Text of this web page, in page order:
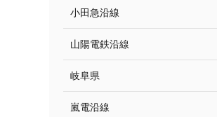
小田急沿線
山陽電鉄沿線
岐阜県
嵐電沿線